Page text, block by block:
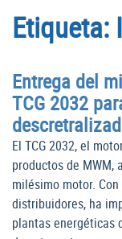
Etiqueta:
Entrega del
TCG 2032
El TCG 2032, el
productos de
milésimo motor.
distribuidores, ha
plantas energéticas